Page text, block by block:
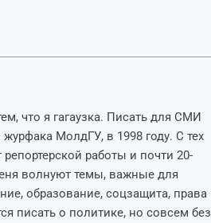
что я гагаузка. Писать для СМИ
МолдГУ, в 1998 году. С тех
работы и почти 20-
волнуют темы, важные для
образование, соцзащита, права
писать о политике, но совсем без